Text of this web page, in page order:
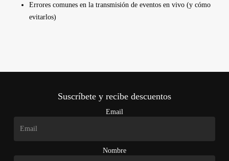
Errores comunes en la transmisión de eventos en vivo (y cómo
evitarlos)
Suscríbete y recibe descuentos
Email
Nombre